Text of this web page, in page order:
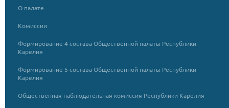
О палате
Комиссии
Формирование 4 состава Общественной палаты Республики
Карелия
Формирование 5 состава Общественной палаты Республики
Карелия
Общественная наблюдательная комиссия Республики Карелия